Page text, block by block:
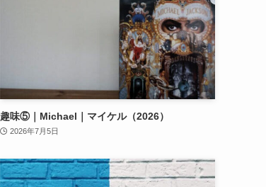
趣味⑤｜Michael｜マイケル（2026）
2026年7月5日